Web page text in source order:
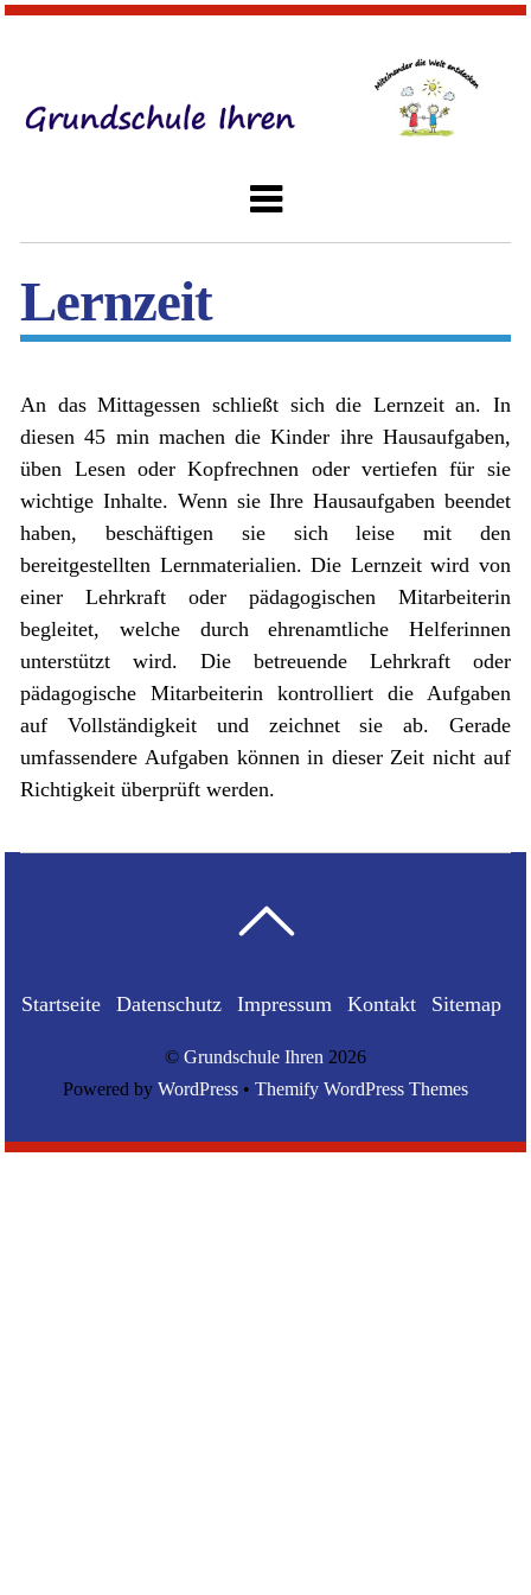
Lernzeit
An das Mittagessen schließt sich die Lernzeit an. In
diesen 45 min machen die Kinder ihre Hausaufgaben,
üben Lesen oder Kopfrechnen oder vertiefen für sie
wichtige Inhalte. Wenn sie Ihre Hausaufgaben beendet
haben, beschäftigen sie sich leise mit den
bereitgestellten Lernmaterialien. Die Lernzeit wird von
einer Lehrkraft oder pädagogischen Mitarbeiterin
begleitet, welche durch ehrenamtliche Helferinnen
unterstützt wird. Die betreuende Lehrkraft oder
pädagogische Mitarbeiterin kontrolliert die Aufgaben
auf Vollständigkeit und zeichnet sie ab. Gerade
umfassendere Aufgaben können in dieser Zeit nicht auf
Richtigkeit überprüft werden.
Startseite Datenschutz Impressum Kontakt Sitemap
© Grundschule Ihren 2026
Powered by WordPress • Themify WordPress Themes